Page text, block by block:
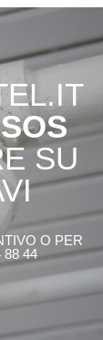
SOS
SU
O PER
88 44